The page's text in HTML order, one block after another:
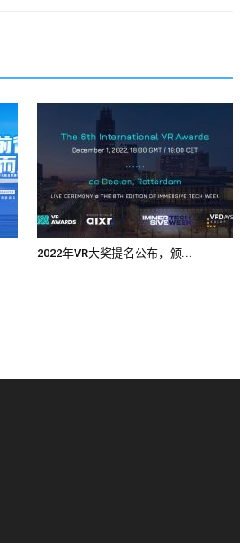
2022年VR大奖提名公布，颁...